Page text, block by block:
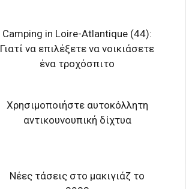
Camping in Loire-Atlantique (44):
Γιατί να επιλέξετε να νοικιάσετε
ένα τροχόσπιτο
Χρησιμοποιήστε αυτοκόλλητη
αντικουνουπική δίχτυα
Νέες τάσεις στο μακιγιάζ το